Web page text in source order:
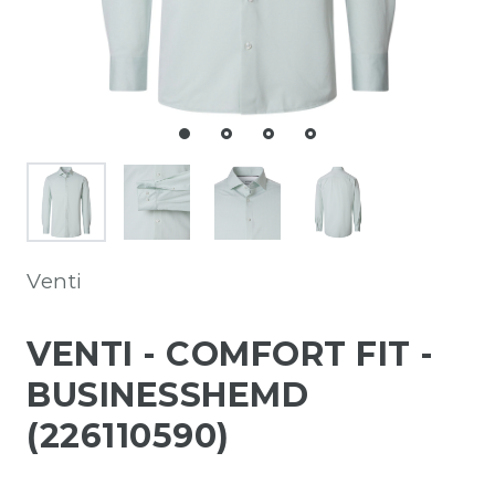
Venti
VENTI - COMFORT FIT -
BUSINESSHEMD
(226110590)